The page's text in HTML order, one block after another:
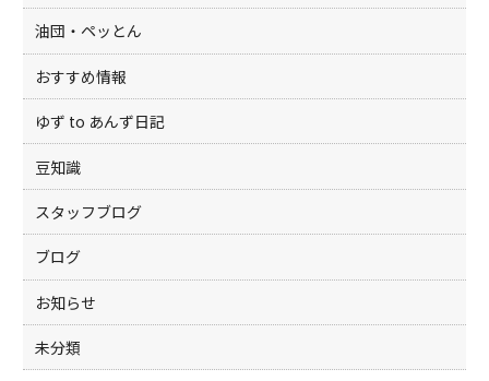
油団・ペッとん
おすすめ情報
ゆず to あんず日記
豆知識
スタッフブログ
ブログ
お知らせ
未分類